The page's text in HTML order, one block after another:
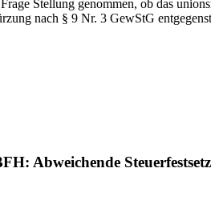
Stellung genommen, ob das
nach § 9 Nr. 3 GewStG
Abweichende